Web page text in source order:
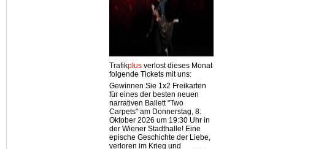
Trafikplusverlost dieses Monat
folgende Tickets mit uns:
Gewinnen Sie 1x2 Freikarten
für eines der besten neuen
narrativen Ballett "Two
Carpets" am Donnerstag, 8.
Oktober 2026 um 19:30 Uhr in
der Wiener Stadthalle! Eine
epische Geschichte der Liebe,
verloren im Krieg und